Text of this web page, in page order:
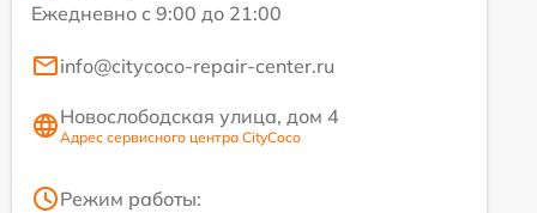
Ежедневно с 9:00 до 21:00
info@citycoco-repair-center.ru
Новослободская улица, дом 4
Адрес сервисного центра CityCoco
Режим работы: